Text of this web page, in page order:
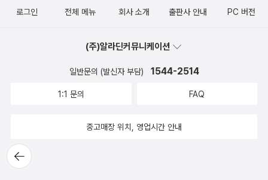
뒤로가
기
로그인 전체 메뉴 회사 소개 출판사 안내 PC 버전
(주)알라딘커뮤니케이션
일반문의 (발신자 부담) 1544-2514
1:1 문의 FAQ
중고매장 위치, 영업시간 안내